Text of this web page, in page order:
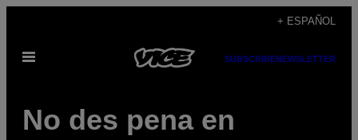
contenido
+ ESPAÑOL
Abrir
SUBSCRIBENEWSLETTER
No des pena en